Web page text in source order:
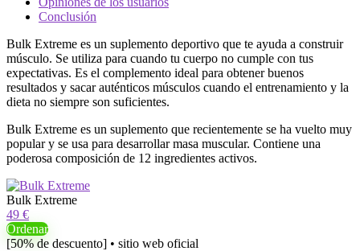
Conclusión
Bulk Extreme es un suplemento deportivo que te ayuda a construir
músculo. Se utiliza para cuando tu cuerpo no cumple con tus
expectativas. Es el complemento ideal para obtener buenos
resultados y sacar auténticos músculos cuando el entrenamiento y la
dieta no siempre son suficientes.
Bulk Extreme es un suplemento que recientemente se ha vuelto muy
popular y se usa para desarrollar masa muscular. Contiene una
poderosa composición de 12 ingredientes activos.
Bulk Extreme
49 €
Ordenar
[50% de descuento] • sitio web oficial